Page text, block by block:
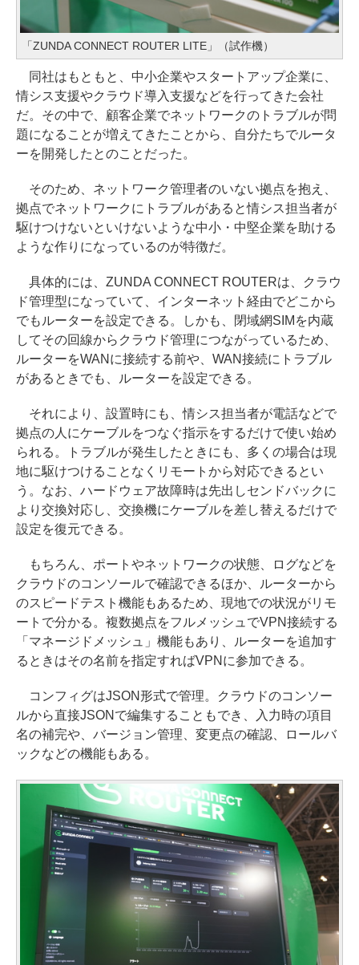
「ZUNDA CONNECT ROUTER LITE」（試作機）
同社はもともと、中小企業やスタートアップ企業に、
情シス支援やクラウド導入支援などを行ってきた会社
だ。その中で、顧客企業でネットワークのトラブルが問
題になることが増えてきたことから、自分たちでルータ
ーを開発したとのことだった。
そのため、ネットワーク管理者のいない拠点を抱え、
拠点でネットワークにトラブルがあると情シス担当者が
駆けつけないといけないような中小・中堅企業を助ける
ような作りになっているのが特徴だ。
具体的には、ZUNDA CONNECT ROUTERは、クラウ
ド管理型になっていて、インターネット経由でどこから
でもルーターを設定できる。しかも、閉域網SIMを内蔵
してその回線からクラウド管理につながっているため、
ルーターをWANに接続する前や、WAN接続にトラブル
があるときでも、ルーターを設定できる。
それにより、設置時にも、情シス担当者が電話などで
拠点の人にケーブルをつなぐ指示をするだけで使い始め
られる。トラブルが発生したときにも、多くの場合は現
地に駆けつけることなくリモートから対応できるとい
う。なお、ハードウェア故障時は先出しセンドバックに
より交換対応し、交換機にケーブルを差し替えるだけで
設定を復元できる。
もちろん、ポートやネットワークの状態、ログなどを
クラウドのコンソールで確認できるほか、ルーターから
のスピードテスト機能もあるため、現地での状況がリモ
ートで分かる。複数拠点をフルメッシュでVPN接続する
「マネージドメッシュ」機能もあり、ルーターを追加す
るときはその名前を指定すればVPNに参加できる。
コンフィグはJSON形式で管理。クラウドのコンソー
ルから直接JSONで編集することもでき、入力時の項目
名の補完や、バージョン管理、変更点の確認、ロールバ
ックなどの機能もある。